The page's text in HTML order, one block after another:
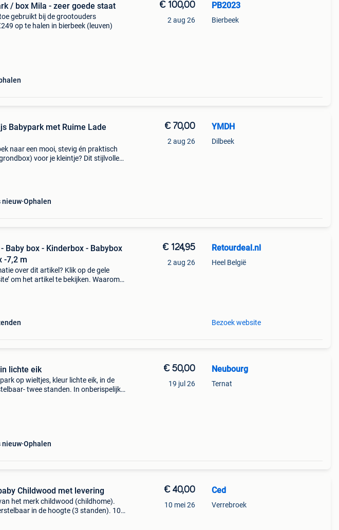
/ box Mila - zeer goede staat
gebruikt bij de grootouders
op te halen in bierbeek (leuven)
€ 100,00
2 aug 26
PB2023
Bierbeek
Babypark met Ruime Lade
naar een mooi, stevig én praktisch
voor je kleintje? Dit stijlvolle
nieuw Ophalen
€ 70,00
2 aug 26
YMDH
Dilbeek
Baby box - Kinderbox - Babybox
-7,2 m
over dit artikel? Klik op de gele
om het artikel te bekijken. Waarom
€ 124,95
2 aug 26
Retourdeal.nl
Heel België
Bezoek website
lichte eik
op wieltjes, kleur lichte eik, in de
twee standen. In onberispelijke
nieuw Ophalen
€ 50,00
19 jul 26
Neubourg
Ternat
Childwood met levering
het merk childwood (childhome).
in de hoogte (3 standen). 100
€ 40,00
10 mei 26
Ced
Verrebroek